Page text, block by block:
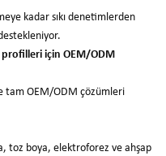
kadar sıkı denetimlerden
için OEM/ODM
tam OEM/ODM çözümleri
toz boya, elektroforez ve ahşap